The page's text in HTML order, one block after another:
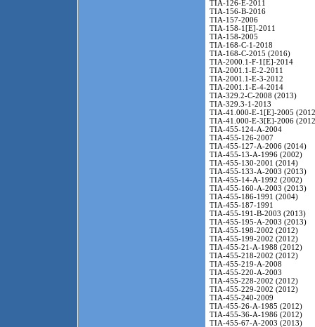
TIA-126-E-2011
TIA-156-B-2016
TIA-157-2006
TIA-158-1[E]-2011
TIA-158-2005
TIA-168-C-1-2018
TIA-168-C-2015 (2016)
TIA-2000.1-F-1[E]-2014
TIA-2001.1-E-2-2011
TIA-2001.1-E-3-2012
TIA-2001.1-E-4-2014
TIA-329.2-C-2008 (2013)
TIA-329.3-1-2013
TIA-41.000-E-1[E]-2005
TIA-41.000-E-3[E]-2006
TIA-455-124-A-2004
TIA-455-126-2007
TIA-455-127-A-2006 (2014)
TIA-455-13-A-1996 (2002)
TIA-455-130-2001 (2014)
TIA-455-133-A-2003 (2013)
TIA-455-14-A-1992 (2002)
TIA-455-160-A-2003 (2013)
TIA-455-186-1991 (2004)
TIA-455-187-1991
TIA-455-191-B-2003 (2013)
TIA-455-195-A-2003 (2013)
TIA-455-198-2002 (2012)
TIA-455-199-2002 (2012)
TIA-455-21-A-1988 (2012)
TIA-455-218-2002 (2012)
TIA-455-219-A-2008
TIA-455-220-A-2003
TIA-455-228-2002 (2012)
TIA-455-229-2002 (2012)
TIA-455-240-2009
TIA-455-26-A-1985 (2012)
TIA-455-36-A-1986 (2012)
TIA-455-67-A-2003 (2013)